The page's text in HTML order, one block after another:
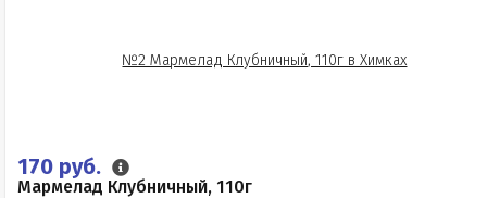
170 руб.
Мармелад Клубничный, 110г